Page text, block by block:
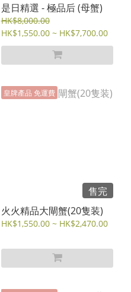
是日精選 - 極品后 (母蟹)
HK$8,000.00
HK$1,550.00 ~ HK$7,700.00
皇牌產品 免運費
售完
火火精品大閘蟹(20隻装)
HK$1,550.00 ~ HK$2,470.00